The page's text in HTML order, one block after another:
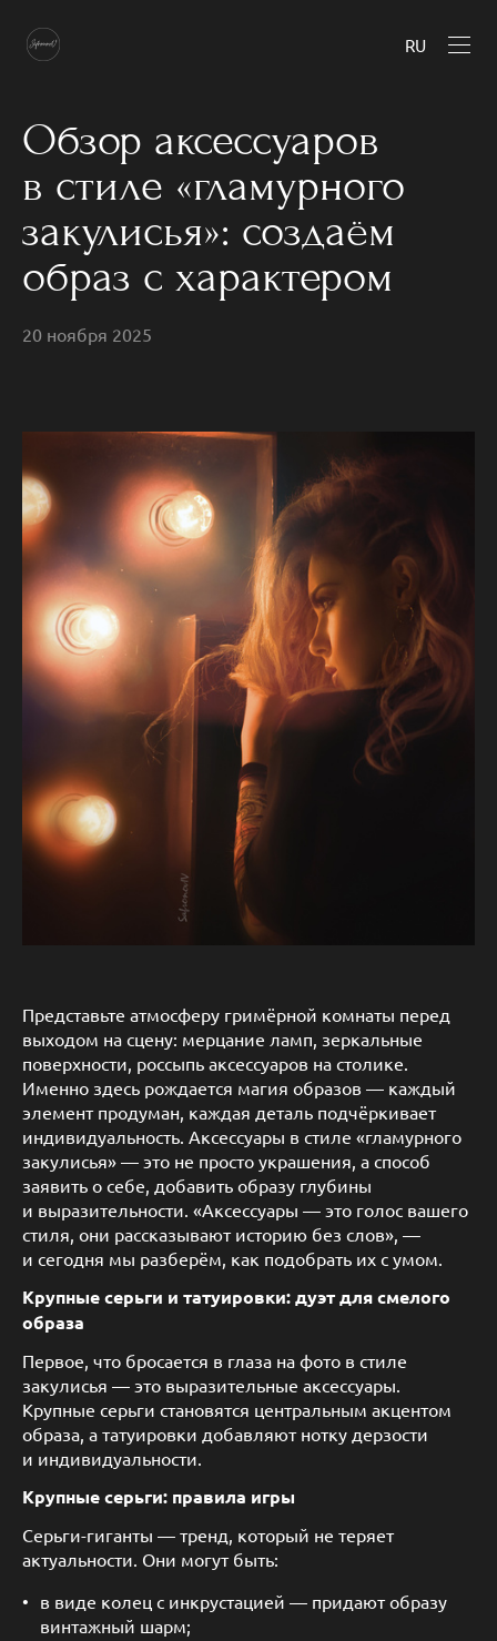
RU
Обзор аксессуаров
в стиле «гламурного
закулисья»: создаём
образ с характером
20 ноября 2025
Представьте атмосферу гримёрной комнаты перед
выходом на сцену: мерцание ламп, зеркальные
поверхности, россыпь аксессуаров на столике.
Именно здесь рождается магия образов — каждый
элемент продуман, каждая деталь подчёркивает
индивидуальность. Аксессуары в стиле «гламурного
закулисья» — это не просто украшения, а способ
заявить о себе, добавить образу глубины
и выразительности. «Аксессуары — это голос вашего
стиля, они рассказывают историю без слов», —
и сегодня мы разберём, как подобрать их с умом.
Крупные серьги и татуировки: дуэт для смелого
образа
Первое, что бросается в глаза на фото в стиле
закулисья — это выразительные аксессуары.
Крупные серьги становятся центральным акцентом
образа, а татуировки добавляют нотку дерзости
и индивидуальности.
Крупные серьги: правила игры
Серьги-гиганты — тренд, который не теряет
актуальности. Они могут быть:
в виде колец с инкрустацией — придают образу
винтажный шарм;